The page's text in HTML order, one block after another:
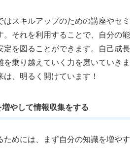
はスキルアップのための講座やセミ
。それを利用することで、自分の能
定を図ることができます。自己成長
を乗り越えていく力を磨いていきま
は、明るく開けています！
やして情報収集をする
ためには、まず自分の知識を増やす